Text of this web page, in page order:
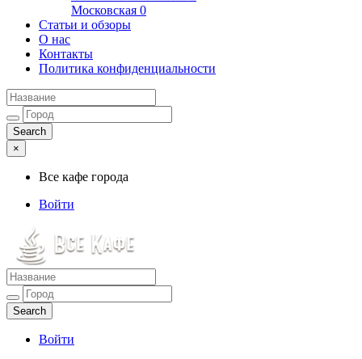
Московская 0
Статьи и обзоры
О нас
Контакты
Политика конфиденциальности
×
Все кафе города
Войти
Все кафе города
Каталог хороших кафе
Войти